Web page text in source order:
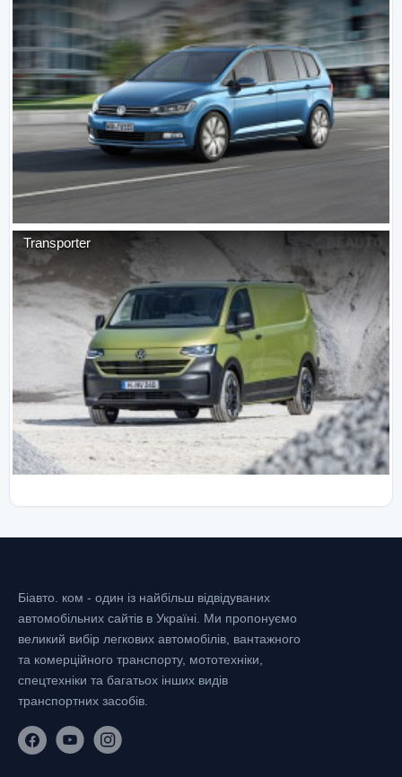
Transporter
Біавто. ком - один із найбільш відвідуваних
автомобільних сайтів в Україні. Ми пропонуємо
великий вибір легкових автомобілів, вантажного
та комерційного транспорту, мототехніки,
спецтехніки та багатьох інших видів
транспортних засобів.